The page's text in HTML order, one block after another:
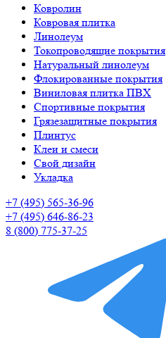
Ковролин
Ковровая плитка
Линолеум
Токопроводящие покрытия
Натуральный линолеум
Флокированные покрытия
Виниловая плитка ПВХ
Спортивные покрытия
Грязезащитные покрытия
Плинтус
Клеи и смеси
Свой дизайн
Укладка
+7 (495) 565-36-96
+7 (495) 646-86-23
8 (800) 775-37-25